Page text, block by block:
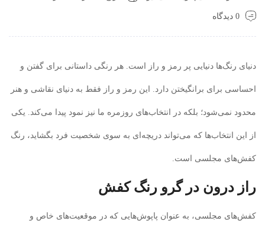
0 دیدگاه
دنیای رنگ‌ها دنیایی پر رمز و راز است. هر رنگی داستانی برای گفتن و
احساسی برای برانگیختن دارد. این رمز و راز فقط به دنیای نقاشی و هنر
محدود نمی‌شود؛ بلکه در انتخاب‌های روزمره ما نیز نمود پیدا می‌کند. یکی
از این انتخاب‌ها که می‌تواند دریچه‌ای به سوی شخصیت فرد بگشاید، رنگ
کفش‌های مجلسی است.
راز درون در گرو رنگ کفش
کفش‌های مجلسی، به عنوان پاپوش‌هایی که در موقعیت‌های خاص و